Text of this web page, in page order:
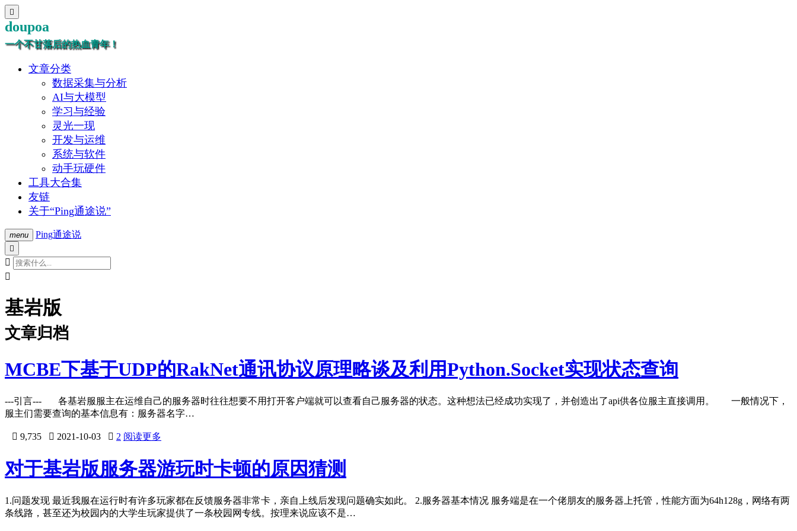

doupoa
一个不甘落后的热血青年！
文章分类
数据采集与分析
AI与大模型
学习与经验
灵光一现
开发与运维
系统与软件
动手玩硬件
工具大合集
友链
关于“Ping通途说”
menu Ping通途说



基岩版
文章归档
MCBE下基于UDP的RakNet通讯协议原理略谈及利用Python.Socket实现状态查询
---引言--- 各基岩服服主在运维自己的服务器时往往想要不用打开客户端就可以查看自己服务器的状态。这种想法已经成功实现了，并创造出了api供各位服主直接调用。 一般情况下，
服主们需要查询的基本信息有：服务器名字…
 9,735  2021-10-03  2 阅读更多
对于基岩版服务器游玩时卡顿的原因猜测
1.问题发现 最近我服在运行时有许多玩家都在反馈服务器非常卡，亲自上线后发现问题确实如此。 2.服务器基本情况 服务端是在一个佬朋友的服务器上托管，性能方面为64h128g，网络有两
条线路，甚至还为校园内的大学生玩家提供了一条校园网专线。按理来说应该不是…